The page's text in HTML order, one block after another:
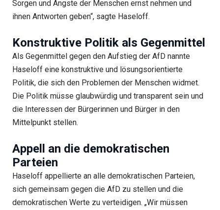
Sorgen und Ängste der Menschen ernst nehmen und
ihnen Antworten geben“, sagte Haseloff.
Konstruktive Politik als Gegenmittel
Als Gegenmittel gegen den Aufstieg der AfD nannte
Haseloff eine konstruktive und lösungsorientierte
Politik, die sich den Problemen der Menschen widmet.
Die Politik müsse glaubwürdig und transparent sein und
die Interessen der Bürgerinnen und Bürger in den
Mittelpunkt stellen.
Appell an die demokratischen
Parteien
Haseloff appellierte an alle demokratischen Parteien,
sich gemeinsam gegen die AfD zu stellen und die
demokratischen Werte zu verteidigen. „Wir müssen